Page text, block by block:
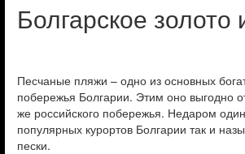
Болгарское золото
Песчаные пляжи – одно из основных
побережья Болгарии. Этим оно выгодно
же российского побережья. Недаром
популярных курортов Болгарии так и
пески.